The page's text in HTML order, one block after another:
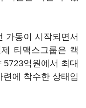
가동이 시작되면서
티맥스그룹은 캑
억원에서 최대
에 착수한 상태입